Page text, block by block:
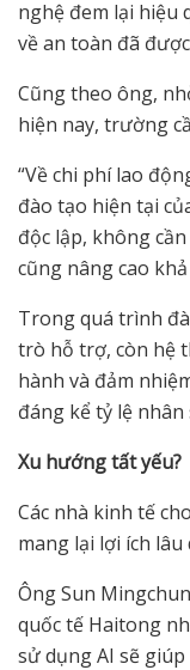
nghệ đem lại hiệu
về an toàn đã
Cũng theo ông,
hiện nay, trường
“Về chi phí lao
đào tạo hiện tại
độc lập, không
cũng nâng cao
Trong quá trình
trò hỗ trợ, còn hệ
hành và đảm
đáng kể tỷ lệ nhân
Xu hướng tất yếu?
Các nhà kinh tế
mang lại lợi ích
Ông Sun
quốc tế Haitong
sử dụng AI sẽ